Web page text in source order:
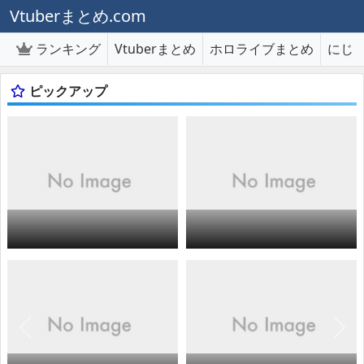
Vtuberまとめ.com
ランキング Vtuberまとめ ホロライブまとめ にじ
ピックアップ
前へ